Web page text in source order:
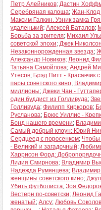
Петр Алейников; Дастин
Серебряная калоша; Жан-Клод
Максим Галкин. Узник замка
удаленький; Алексей Баталов;
Борьба за зрителя; Михаил
советской эпохи; Джек
Незаконнорожденная звезда;
Александр Новиков; Леонид
Татьяна Самойлова; Андрей
Утесов; Брэд Питт - Красавчик
пары советского кино;
миллионы; Джеки Чан -
один буддист из Голливуда;
Голливуда; Филипп Киркоров;
Русланова; Брюс Уиллис -
Бонд нашего времени;
Самый добрый клоун: Юрий
Сердцеед с поросенком;
- Великий и загадочный;
Харрисон Форд:
Лидия Смирнова; Владимир
Надежда Румянцева;
женщины советского кино;
Убить футболиста; Зоя
Вестерн по-советски; Леонид
женатый; Алсу; Любовь